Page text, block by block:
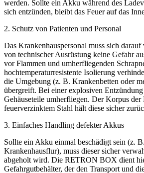
werden. Sollte ein Akku während des
sich entzünden, bleibt das Feuer auf das
2. Schutz von Patienten und Personal
Das Krankenhauspersonal muss sich darauf
von technischer Ausrüstung keine Gefahr
vor Flammen und umherfliegenden
hochtemperaturresistente Isolierung
die Umgebung (z. B. Krankenbetten oder
übergreift. Bei einer explosiven
Gehäuseteile umherfliegen. Der Korpus
feuerverzinktem Stahl hält diese sicher
3. Einfaches Handling defekter Akkus
Sollte ein Akku einmal beschädigt sein (z.
Krankenhausflur), muss dieser sicher
abgeholt wird. Die RETRON BOX dient
Gefahrgutbehälter, der den Transport und